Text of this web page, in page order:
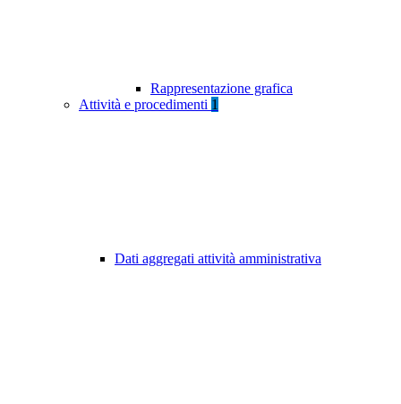
Rappresentazione grafica
Attività e procedimenti 1
Dati aggregati attività amministrativa